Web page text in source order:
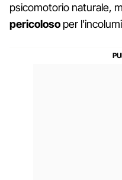
psicomotorio naturale,
pericoloso per